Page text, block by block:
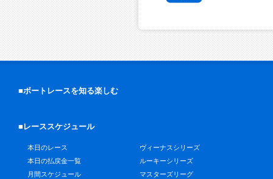
■ボートレースを知る楽しむ
■レーススケジュール
本日のレース
本日の払戻金一覧
月間スケジュール
ヴィーナスシリーズ
ルーキーシリーズ
マスターズリーグ